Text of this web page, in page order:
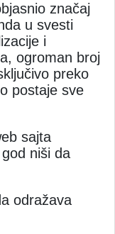
značaj
u svesti
i
ogroman broj
preko
postaje sve
sajta
niši da
odražava